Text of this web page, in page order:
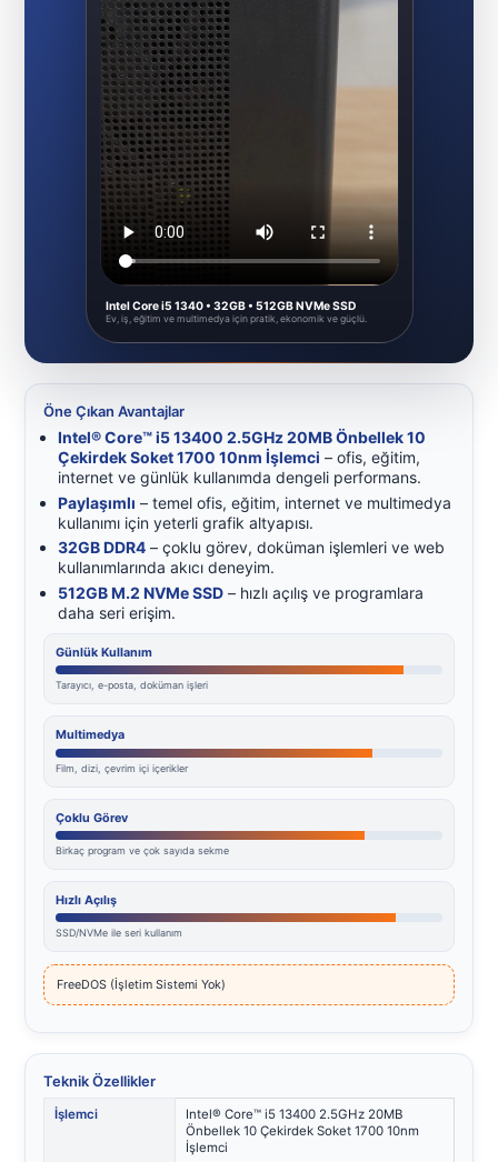
Intel Core i5 1340 • 32GB • 512GB NVMe SSD
Ev, iş, eğitim ve multimedya için pratik, ekonomik ve güçlü.
Öne Çıkan Avantajlar
Intel® Core™ i5 13400 2.5GHz 20MB Önbellek 10
Çekirdek Soket 1700 10nm İşlemci – ofis, eğitim,
internet ve günlük kullanımda dengeli performans.
Paylaşımlı – temel ofis, eğitim, internet ve multimedya
kullanımı için yeterli grafik altyapısı.
32GB DDR4 – çoklu görev, doküman işlemleri ve web
kullanımlarında akıcı deneyim.
512GB M.2 NVMe SSD – hızlı açılış ve programlara
daha seri erişim.
Günlük Kullanım
Tarayıcı, e-posta, doküman işleri
Multimedya
Film, dizi, çevrim içi içerikler
Çoklu Görev
Birkaç program ve çok sayıda sekme
Hızlı Açılış
SSD/NVMe ile seri kullanım
FreeDOS (İşletim Sistemi Yok)
Teknik Özellikler
İşlemci
Intel® Core™ i5 13400 2.5GHz 20MB
Önbellek 10 Çekirdek Soket 1700 10nm
İşlemci